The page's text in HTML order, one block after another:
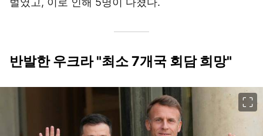
반발한 우크라 "최소 7개국 회담 희망"